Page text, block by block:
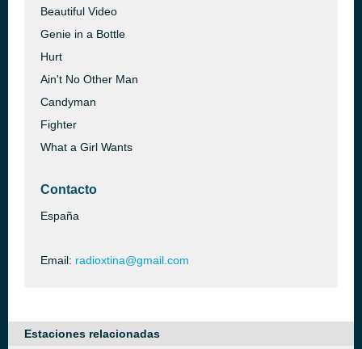
Beautiful Video
Genie in a Bottle
Hurt
Ain't No Other Man
Candyman
Fighter
What a Girl Wants
Contacto
España
Email: radioxtina@gmail.com
Estaciones relacionadas